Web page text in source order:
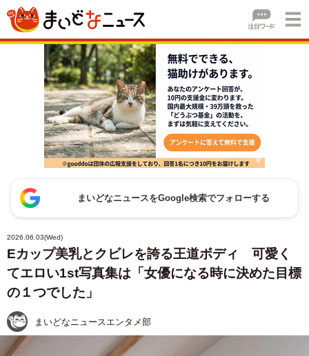
まいどなニュースをGoogle検索でフォローする
2026.06.03(Wed)
Eカップ美乳とクビレを誇る王道ボディ 可愛く
てエロい1st写真集は「女優になる時に決めた目標
の１つでした」
まいどなニュースエンタメ部